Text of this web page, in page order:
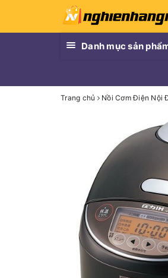
Danh mục sản
Trang chủ Nồi Cơm Điện Nội